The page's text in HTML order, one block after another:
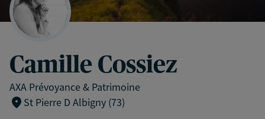
page
Camille Cossiez
AXA Prévoyance & Patrimoine
St Pierre D Albigny (73)